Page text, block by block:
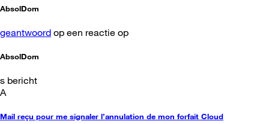
AbsolDom
geantwoord op een reactie op
AbsolDom
s bericht
A
Mail reçu pour me signaler l’annulation de mon forfait Cloud